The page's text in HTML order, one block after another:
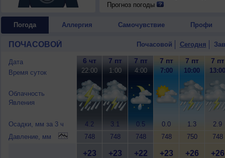
возможна гроза; ночью +22..24°,
Прогноз погоды
Погода Аллергия Самочувствие Профи
ПОЧАСОВОЙ Почасовой Сегодня
Дата
Время суток
Облачность
Явления
Осадки, мм за 3 ч
Давление, мм
6 чт
22:00
4.2
748
+23
7 пт
1:00
3.1
748
+23
7 пт
4:00
0.5
748
+22
7 пт
7:00
0.0
748
+23
7 пт
10:00
1.3
750
+26
7 пт
13:00
2.9
748
+26